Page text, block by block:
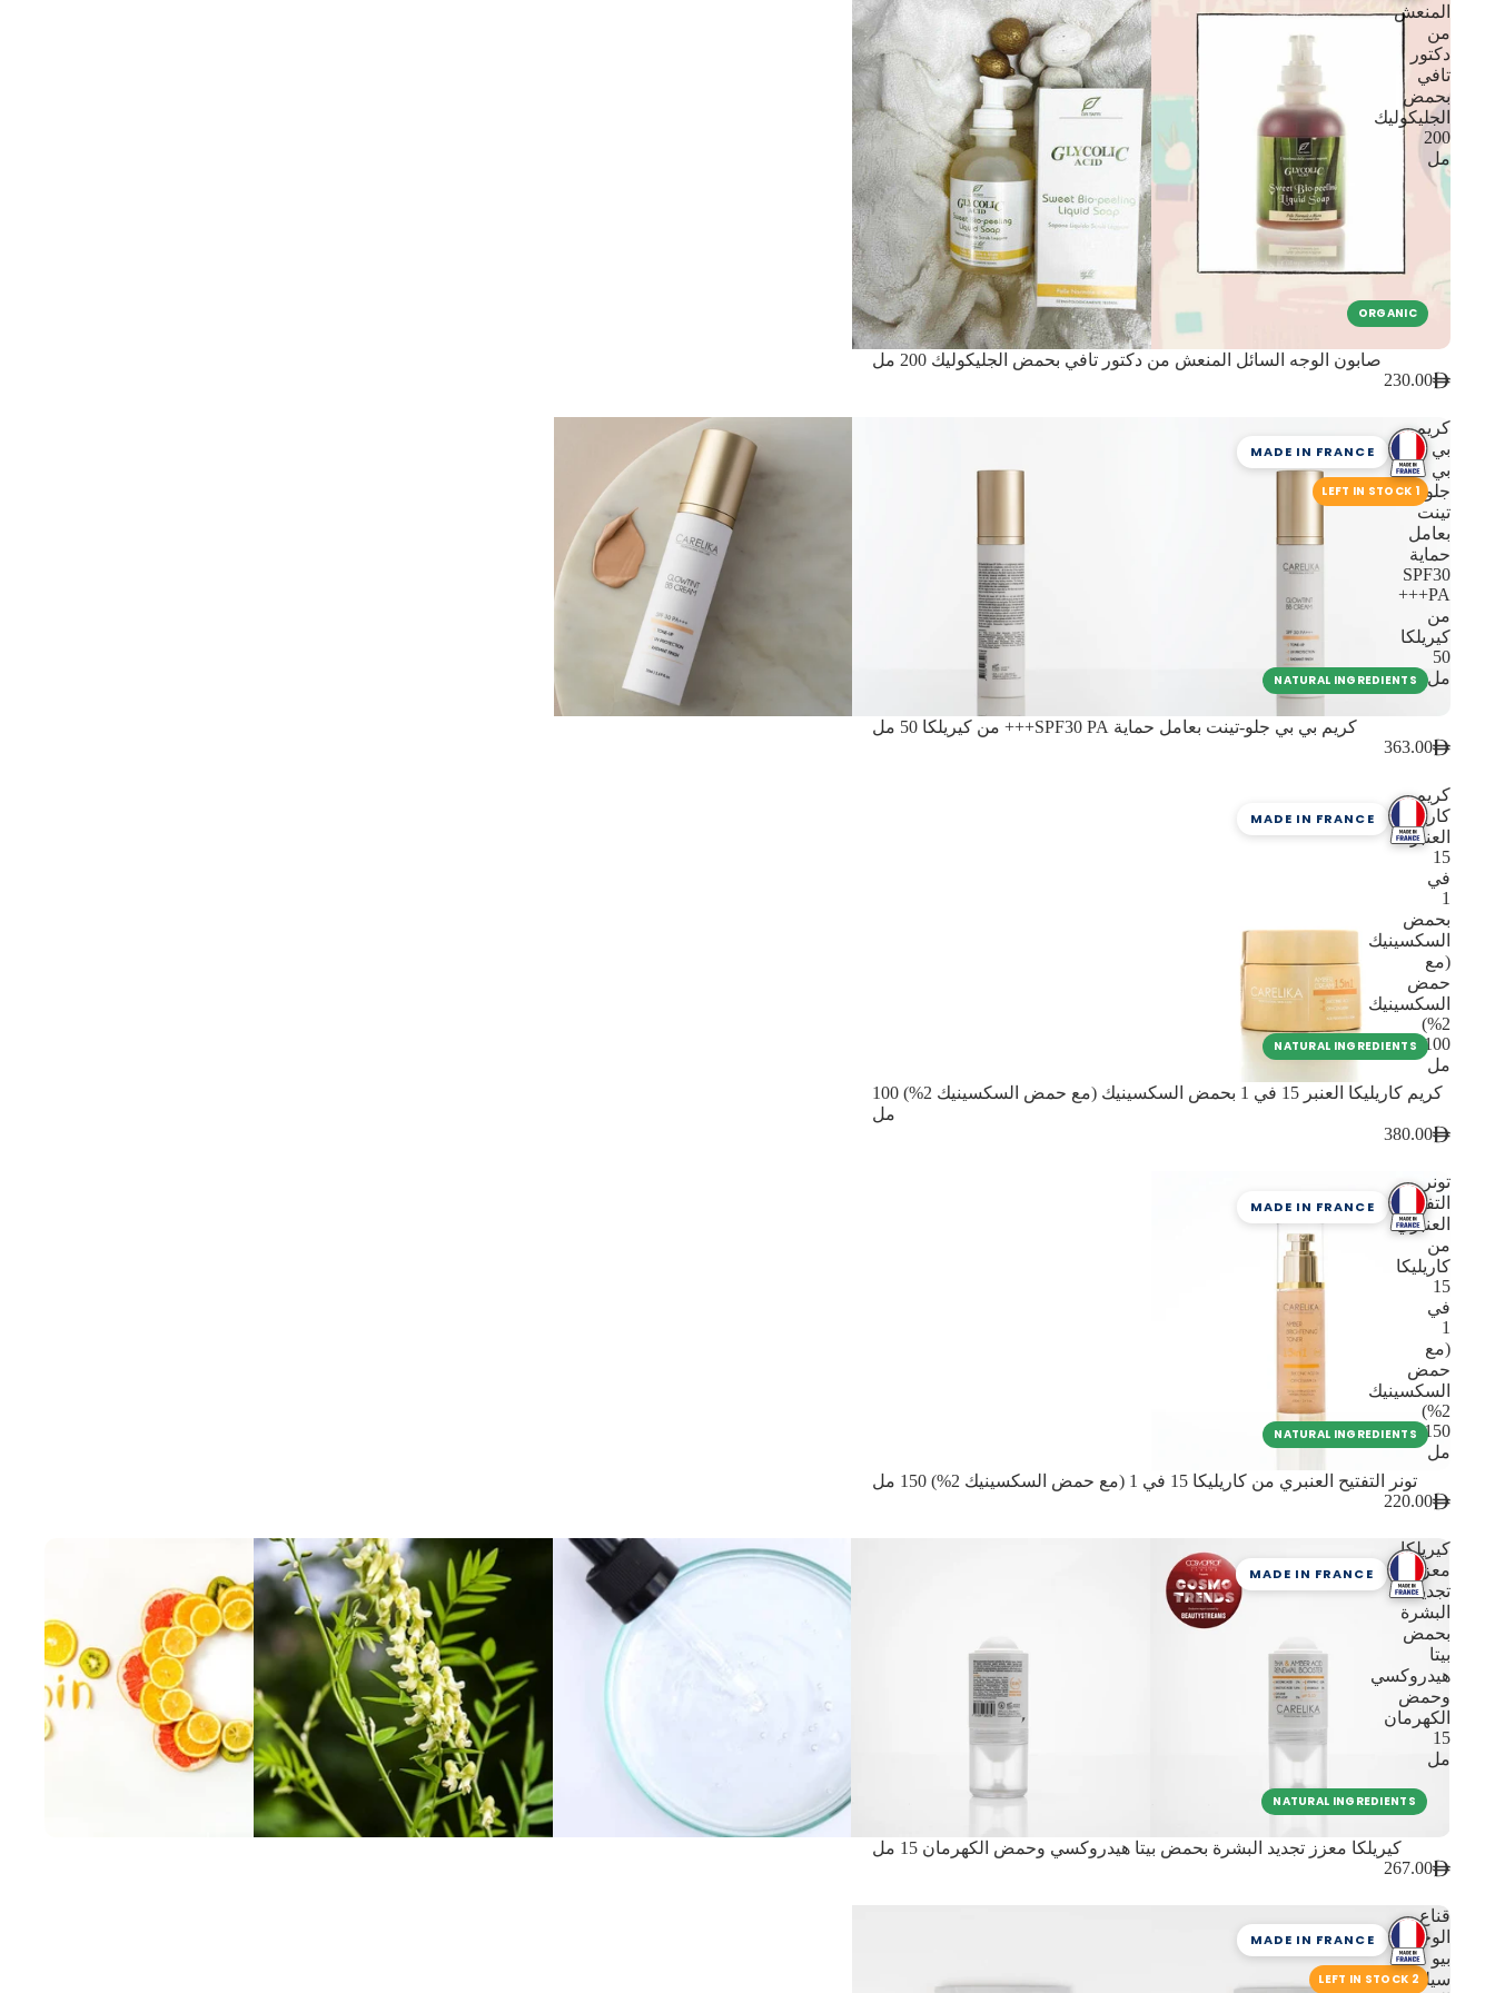
المنعش
من
دكتور
تافي
بحمض
الجليكوليك
200
مل
ORGANIC
صابون الوجه السائل المنعش من دكتور تافي بحمض الجليكوليك 200 مل
230.00
كريم
بي
بي
جلو-
تينت
بعامل
حماية
SPF30
PA+++
من
كيريلكا
50
مل
MADE IN FRANCE
1 LEFT IN STOCK
NATURAL INGREDIENTS
كريم بي بي جلو-تينت بعامل حماية SPF30 PA+++ من كيريلكا 50 مل
363.00
كريم
كاريليكا
العنبر
15
في
1
بحمض
السكسينيك
(مع
حمض
السكسينيك
2%)
100
مل
MADE IN FRANCE
NATURAL INGREDIENTS
كريم كاريليكا العنبر 15 في 1 بحمض السكسينيك (مع حمض السكسينيك 2%) 100
مل
380.00
تونر
التفتيح
العنبري
من
كاريليكا
15
في
1
(مع
حمض
السكسينيك
2%)
150
مل
MADE IN FRANCE
NATURAL INGREDIENTS
تونر التفتيح العنبري من كاريليكا 15 في 1 (مع حمض السكسينيك 2%) 150 مل
220.00
كيريلكا
معزز
تجديد
البشرة
بحمض
بيتا
هيدروكسي
وحمض
الكهرمان
15
مل
MADE IN FRANCE
NATURAL INGREDIENTS
كيريلكا معزز تجديد البشرة بحمض بيتا هيدروكسي وحمض الكهرمان 15 مل
267.00
قناع
الوجه
بيو
سيللوز
MADE IN FRANCE
2 LEFT IN STOCK